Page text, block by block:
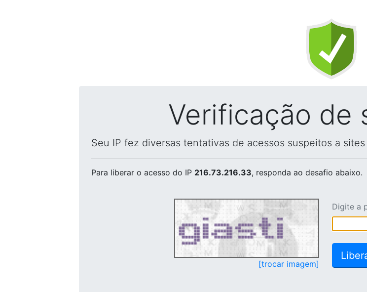
Verificação de
Seu IP fez diversas tentativas de acessos suspeitos a
Para liberar o acesso do IP 216.73.216.33, responda ao desafio abaixo.
[trocar imagem]
Digite a